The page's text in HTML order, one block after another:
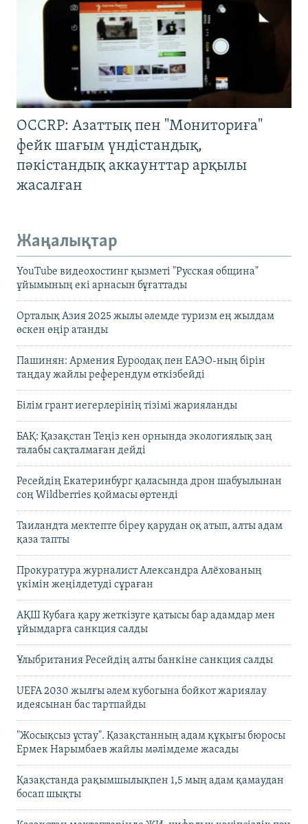
OCCRP: Азаттық пен "Мониториға"
фейк шағым үндістандық,
пәкістандық аккаунттар арқылы
жасалған
Жаңалықтар
YouTube видеохостинг қызметі "Русская община"
ұйымының екі арнасын бұғаттады
Орталық Азия 2025 жылы әлемде туризм ең жылдам
өскен өңір атанды
Пашинян: Армения Еуроодақ пен ЕАЭО-ның бірін
таңдау жайлы референдум өткізбейді
Білім грант иегерлерінің тізімі жарияланды
БАҚ: Қазақстан Теңіз кен орнында экологиялық заң
талабы сақталмаған дейді
Ресейдің Екатеринбург қаласында дрон шабуылынан
соң Wildberries қоймасы өртенді
Таиландта мектепте біреу қарудан оқ атып, алты адам
қаза тапты
Прокуратура журналист Александра Алёхованың
үкімін жеңілдетуді сұраған
АҚШ Кубаға қару жеткізуге қатысы бар адамдар мен
ұйымдарға санкция салды
Ұлыбритания Ресейдің алты банкіне санкция салды
UEFA 2030 жылғы әлем кубогына бойкот жариялау
идеясынан бас тартпайды
"Жосықсыз ұстау". Қазақстанның адам құқығы бюросы
Ермек Нарымбаев жайлы мәлімдеме жасады
Қазақстанда рақымшылықпен 1,5 мың адам қамаудан
босап шықты